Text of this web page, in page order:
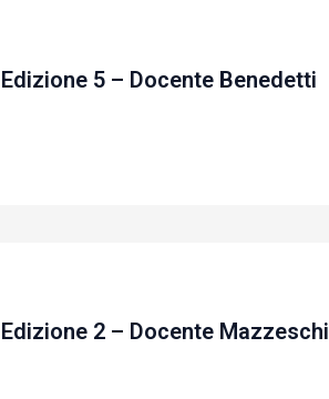
5 – Docente Benedetti
2 – Docente Mazzeschi